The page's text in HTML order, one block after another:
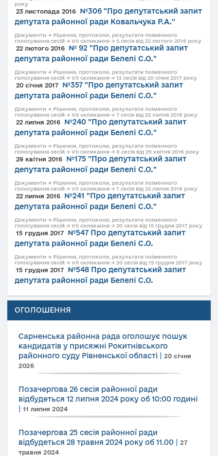
року
23 листопада 2016
№306 "Про депутатський запит
депутата районної ради Ковальчука Р.А."
Документи → Рішення, протоколи, результати поіменного
голосування сесій → VII скликання → 5 сесія від 22 лютого 2016 року
22 лютого 2016
№ 92 "Про депутатський запит
депутата районної ради Белелі С.О."
Документи → Рішення, протоколи, результати поіменного
голосування сесій → VII скликання → 12 сесія від 20 січня 2017 року
20 січня 2017
№357 "Про депутатський запит
депутата районної ради Белелі С.О."
Документи → Рішення, протоколи, результати поіменного
голосування сесій → VII скликання → 7 сесія від 22 липня 2016 року
22 липня 2016
№240 "Про депутатський запит
депутата районної ради Белелі С.О."
Документи → Рішення, протоколи, результати поіменного
голосування сесій → VII скликання → 6 сесія від 29 квітня 2016 року
29 квітня 2016
№175 "Про депутатський запит
депутата районної ради Белелі С.О."
Документи → Рішення, протоколи, результати поіменного
голосування сесій → VII скликання → 7 сесія від 22 липня 2016 року
22 липня 2016
№241 "Про депутатський запит
депутата районної ради Белелі С.О."
Документи → Рішення, протоколи, результати поіменного
голосування сесій → VII скликання → 20 сесія від 15 грудня 2017 року
15 грудня 2017
№547 Про депутатський запит
депутата районної ради Белелі С.О.
Документи → Рішення, протоколи, результати поіменного
голосування сесій → VII скликання → 20 сесія від 15 грудня 2017 року
15 грудня 2017
№548 Про депутатський запит
депутата районної ради Белелі С.О.
ОГОЛОШЕННЯ
Сарненська районна рада оголошує пошук
кандидатів у присяжні Рокитнівського
районного суду Рівненської області
20 січня
2026
Позачергова 26 сесія районної ради
відбудеться 12 липня 2024 року об 10:00 годині
11 липня 2024
Позачергова 25 сесія районної ради
відбудеться 28 травня 2024 року об 11.00
27
травня 2024